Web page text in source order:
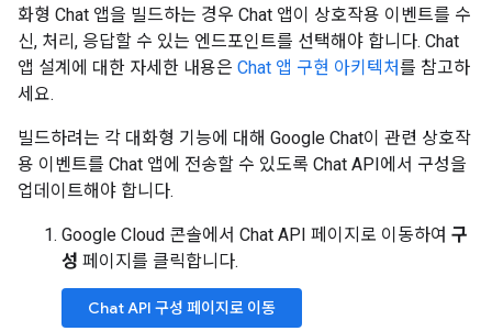
화형 Chat 앱을 빌드하는 경우 Chat 앱이 상호작용 이벤트를 수
신, 처리, 응답할 수 있는 엔드포인트를 선택해야 합니다. Chat
앱 설계에 대한 자세한 내용은 Chat 앱 구현 아키텍처를 참고하
세요.
빌드하려는 각 대화형 기능에 대해 Google Chat이 관련 상호작
용 이벤트를 Chat 앱에 전송할 수 있도록 Chat API에서 구성을
업데이트해야 합니다.
Google Cloud 콘솔에서 Chat API 페이지로 이동하여 구
성 페이지를 클릭합니다.
Chat API 구성 페이지로 이동